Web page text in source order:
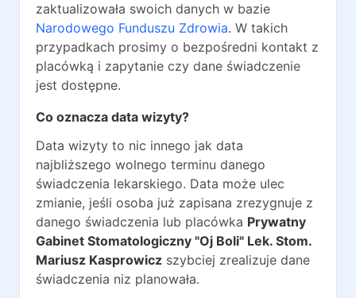
zaktualizowała swoich danych w bazie
Narodowego Funduszu Zdrowia. W takich
przypadkach prosimy o bezpośredni kontakt z
placówką i zapytanie czy dane świadczenie
jest dostępne.
Co oznacza data wizyty?
Data wizyty to nic innego jak data
najbliższego wolnego terminu danego
świadczenia lekarskiego. Data może ulec
zmianie, jeśli osoba już zapisana zrezygnuje z
danego świadczenia lub placówka Prywatny
Gabinet Stomatologiczny "Oj Boli" Lek. Stom.
Mariusz Kasprowicz szybciej zrealizuje dane
świadczenia niz planowała.